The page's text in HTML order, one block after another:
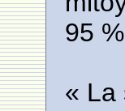
95
« La